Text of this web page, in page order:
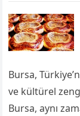
sağlamaktadır.
Bursa,
ve kültürel
Bursa, aynı